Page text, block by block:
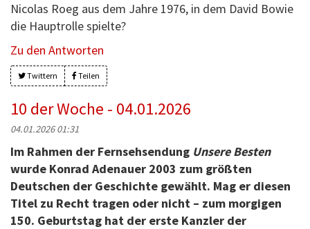
Nicolas Roeg aus dem Jahre 1976, in dem David Bowie
die Hauptrolle spielte?
Zu den Antworten
Twittern Teilen
10 der Woche - 04.01.2026
04.01.2026 01:31
Im Rahmen der Fernsehsendung Unsere Besten
wurde Konrad Adenauer 2003 zum größten
Deutschen der Geschichte gewählt. Mag er diesen
Titel zu Recht tragen oder nicht – zum morgigen
150. Geburtstag hat der erste Kanzler der